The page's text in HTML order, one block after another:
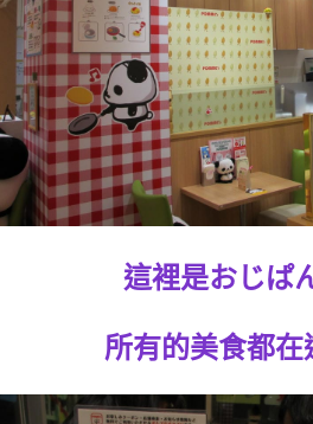
這裡是おじぱ
所有的美食都在